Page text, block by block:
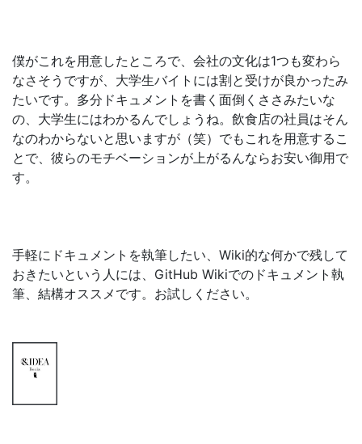
僕がこれを用意したところで、会社の文化は1つも変わら
なさそうですが、大学生バイトには割と受けが良かったみ
たいです。多分ドキュメントを書く面倒くささみたいな
の、大学生にはわかるんでしょうね。飲食店の社員はそん
なのわからないと思いますが（笑）でもこれを用意するこ
とで、彼らのモチベーションが上がるんならお安い御用で
す。
手軽にドキュメントを執筆したい、Wiki的な何かで残して
おきたいという人には、GitHub Wikiでのドキュメント執
筆、結構オススメです。お試しください。